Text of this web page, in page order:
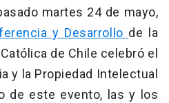
martes 24 de mayo,
y Desarrollo de la
de Chile celebró el
y la Propiedad Intelectual
de este evento, las y los